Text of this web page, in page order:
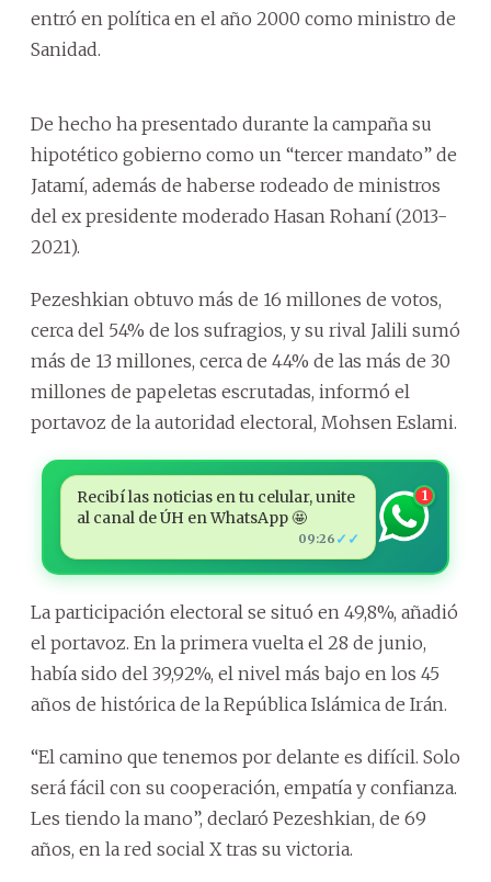
entró en política en el año 2000 como ministro de
Sanidad.
De hecho ha presentado durante la campaña su
hipotético gobierno como un “tercer mandato” de
Jatamí, además de haberse rodeado de ministros
del ex presidente moderado Hasan Rohaní (2013-
2021).
Pezeshkian obtuvo más de 16 millones de votos,
cerca del 54% de los sufragios, y su rival Jalili sumó
más de 13 millones, cerca de 44% de las más de 30
millones de papeletas escrutadas, informó el
portavoz de la autoridad electoral, Mohsen Eslami.
Recibí las noticias en tu celular, unite
al canal de ÚH en WhatsApp 🤩
09:26 ✓✓
1
La participación electoral se situó en 49,8%, añadió
el portavoz. En la primera vuelta el 28 de junio,
había sido del 39,92%, el nivel más bajo en los 45
años de histórica de la República Islámica de Irán.
“El camino que tenemos por delante es difícil. Solo
será fácil con su cooperación, empatía y confianza.
Les tiendo la mano”, declaró Pezeshkian, de 69
años, en la red social X tras su victoria.